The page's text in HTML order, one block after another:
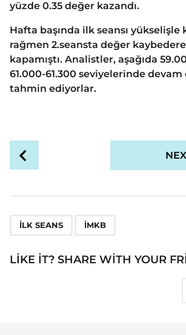
o
yüzde 0.35 değer kazandı.
Hafta başında ilk seansı yükselişle
rağmen 2.seansta değer
kapamıştı. Analistler, aşağıda
61.000-61.300 seviyelerinde
tahmin ediyorlar.
o
i
ILK SEANS İMKB
LIKE IT? SHARE WITH YOUR